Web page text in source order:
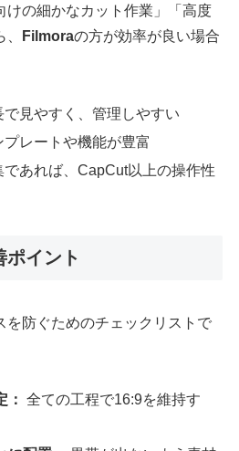
けの細かなカット作業」「高度
Filmoraの方が効率が良い場合
見やすく、管理しやすい
レートや機能が豊富
あれば、CapCut以上の操作性
ポイント
を防ぐためのチェックリストで
： 全ての工程で16:9を維持す